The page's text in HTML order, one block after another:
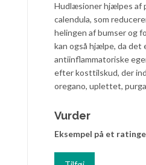
Hudlæsioner hjælpes af
calendula, som
helingen af bumser og
kan også hjælpe, da
antiinflammatoriske
efter kosttilskud, der
oregano, uplettet,
Vurder
Eksempel på et